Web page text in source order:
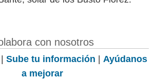
con nosotros
| Sube tu información | Ayúdanos
a mejorar